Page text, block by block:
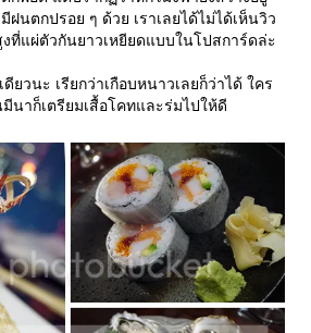
ฝนตกปรอย ๆ ด้วย เราเลยได้ไม่ได้เห็นวิว
งที่แผ่ตัวกันยาวเหยียดแบบในโปสการ์ดล่ะ
วนะ เรียกว่าเกือบหนาวเลยก็ว่าได้ ใคร
นาก็เตรียมเสื้อโคทและร่มไปให้ดี